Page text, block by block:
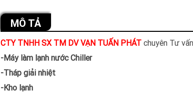
MÔ TẢ
CTY TNHH SX TM DV VẠN TUẤN PHÁTchuyên Tư
-Máy làm lạnh nước Chiller
-Tháp giải nhiệt
-Kho lạnh